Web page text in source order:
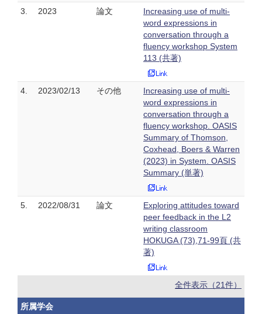
3. 2023 論文
Increasing use of multi-
word expressions in
conversation through a
fluency workshop System
113 (共著)
4. 2023/02/13 その他
Increasing use of multi-
word expressions in
conversation through a
fluency workshop. OASIS
Summary of Thomson,
Coxhead, Boers & Warren
(2023) in System. OASIS
Summary (単著)
5. 2022/08/31 論文
Exploring attitudes toward
peer feedback in the L2
writing classroom
HOKUGA (73),71-99頁 (共
著)
全件表示（21件）
所属学会